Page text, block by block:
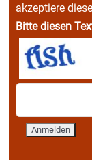
akzeptiere
Bitte diesen